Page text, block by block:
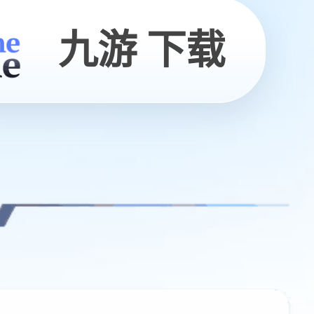
九游 下载